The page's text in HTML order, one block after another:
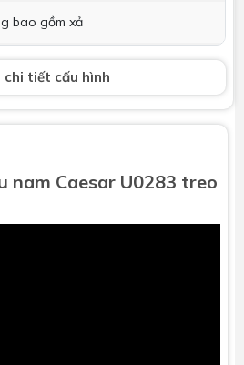
bao gồm xả
lắp đặt
370 x 860 mm
chi tiết cấu hình
nam Caesar U0283 treo